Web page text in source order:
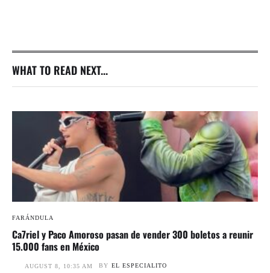
WHAT TO READ NEXT...
FARÁNDULA
Ca7riel y Paco Amoroso pasan de vender 300 boletos a reunir
15.000 fans en México
AUGUST 8, 10:35 AM BY EL ESPECIALITO